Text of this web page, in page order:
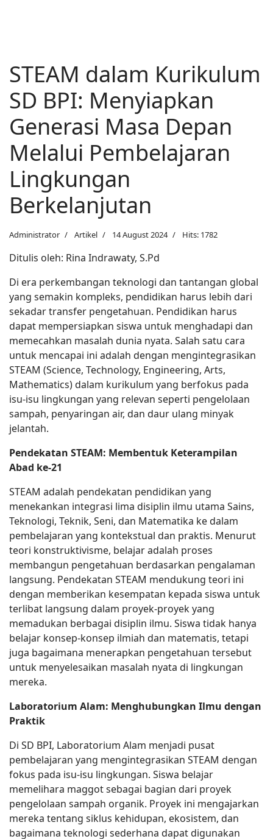
STEAM dalam Kurikulum
SD BPI: Menyiapkan
Generasi Masa Depan
Melalui Pembelajaran
Lingkungan
Berkelanjutan
Administrator Artikel 14 August 2024 Hits: 1782
Ditulis oleh: Rina Indrawaty, S.Pd
Di era perkembangan teknologi dan tantangan global
yang semakin kompleks, pendidikan harus lebih dari
sekadar transfer pengetahuan. Pendidikan harus
dapat mempersiapkan siswa untuk menghadapi dan
memecahkan masalah dunia nyata. Salah satu cara
untuk mencapai ini adalah dengan mengintegrasikan
STEAM (Science, Technology, Engineering, Arts,
Mathematics) dalam kurikulum yang berfokus pada
isu-isu lingkungan yang relevan seperti pengelolaan
sampah, penyaringan air, dan daur ulang minyak
jelantah.
Pendekatan STEAM: Membentuk Keterampilan
Abad ke-21
STEAM adalah pendekatan pendidikan yang
menekankan integrasi lima disiplin ilmu utama Sains,
Teknologi, Teknik, Seni, dan Matematika ke dalam
pembelajaran yang kontekstual dan praktis. Menurut
teori konstruktivisme, belajar adalah proses
membangun pengetahuan berdasarkan pengalaman
langsung. Pendekatan STEAM mendukung teori ini
dengan memberikan kesempatan kepada siswa untuk
terlibat langsung dalam proyek-proyek yang
memadukan berbagai disiplin ilmu. Siswa tidak hanya
belajar konsep-konsep ilmiah dan matematis, tetapi
juga bagaimana menerapkan pengetahuan tersebut
untuk menyelesaikan masalah nyata di lingkungan
mereka.
Laboratorium Alam: Menghubungkan Ilmu dengan
Praktik
Di SD BPI, Laboratorium Alam menjadi pusat
pembelajaran yang mengintegrasikan STEAM dengan
fokus pada isu-isu lingkungan. Siswa belajar
memelihara maggot sebagai bagian dari proyek
pengelolaan sampah organik. Proyek ini mengajarkan
mereka tentang siklus kehidupan, ekosistem, dan
bagaimana teknologi sederhana dapat digunakan